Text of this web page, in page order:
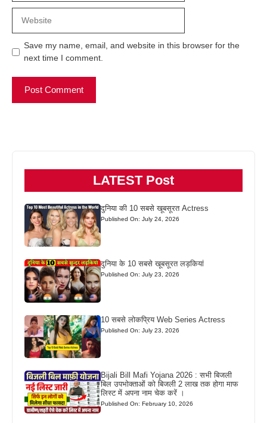
Save my name, email, and website in this browser for the
next time I comment.
LATEST Post
दुनिया की 10 सबसे खूबसूरत Actress
Published On: July 24, 2026
दुनिया के 10 सबसे खूबसूरत लड़कियां
Published On: July 23, 2026
10 सबसे लोकप्रिय Web Series Actress
Published On: July 23, 2026
Bijali Bill Mafi Yojana 2026 : सभी बिजली
बिल उपभोक्ताओं को बिजली 2 लाख तक होगा माफ
लिस्ट में अपना नाम चेक करें ।
Published On: February 10, 2026